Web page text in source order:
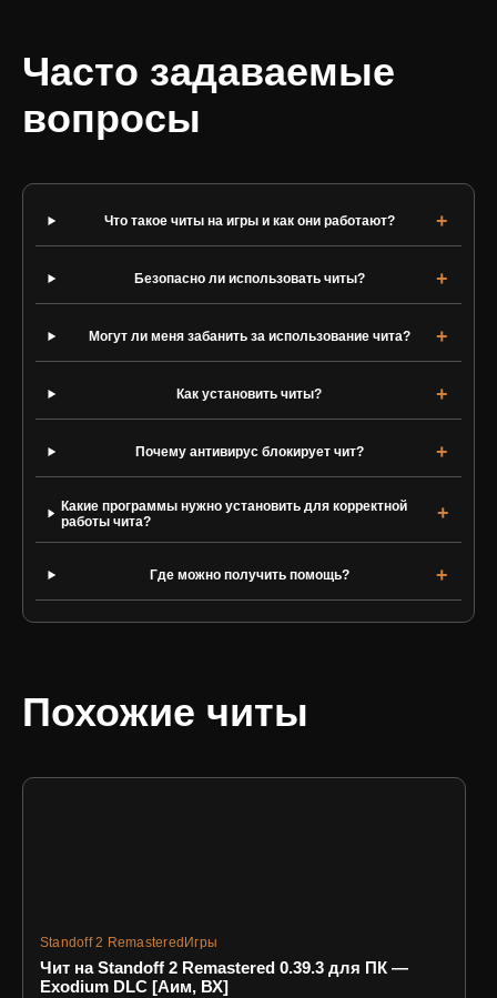
Часто задаваемые
вопросы
Что такое читы на игры и как они работают?
Безопасно ли использовать читы?
Могут ли меня забанить за использование чита?
Как установить читы?
Почему антивирус блокирует чит?
Какие программы нужно установить для корректной
работы чита?
Где можно получить помощь?
Похожие читы
Standoff 2 RemasteredИгры
Чит на Standoff 2 Remastered 0.39.3 для ПК —
Exodium DLC [Аим, ВХ]